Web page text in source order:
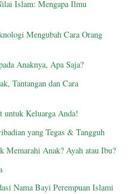
Islam: Mengapa Ilmu
Mengubah Cara Orang
Anaknya, Apa Saja?
Tantangan dan Cara
untuk Keluarga Anda!
yang Tegas & Tangguh
Memarahi Anak? Ayah atau Ibu?
Nama Bayi Perempuan Islami